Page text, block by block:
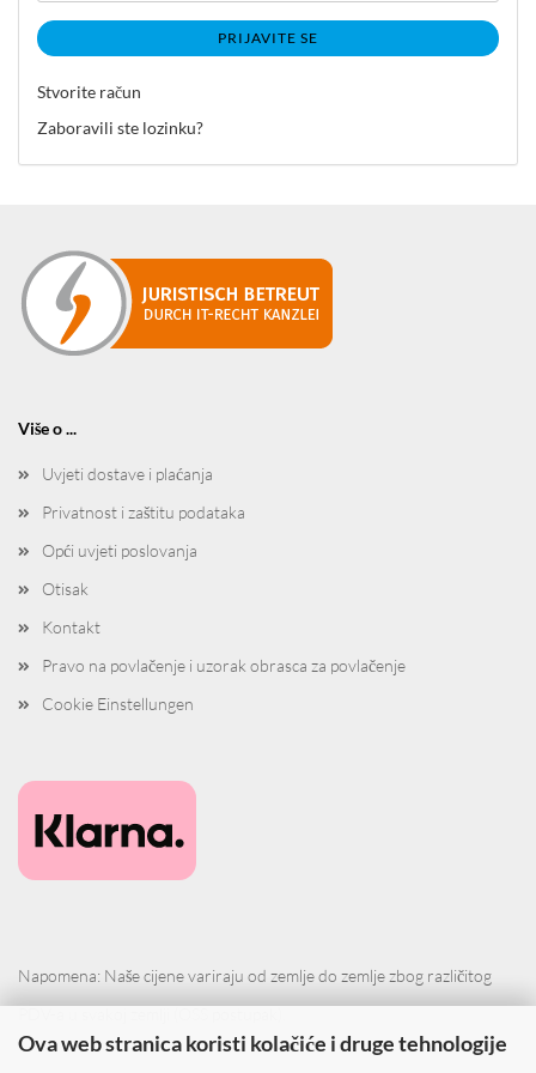
Ova web stranica koristi kolačiće i druge tehnologije
PRIJAVITE SE
Stvorite račun
Zaboravili ste lozinku?
Više o ...
Uvjeti dostave i plaćanja
Privatnost i zaštitu podataka
Opći uvjeti poslovanja
Otisak
Kontakt
Pravo na povlačenje i uzorak obrasca za povlačenje
Cookie Einstellungen
Napomena: Naše cijene variraju od zemlje do zemlje zbog različitog